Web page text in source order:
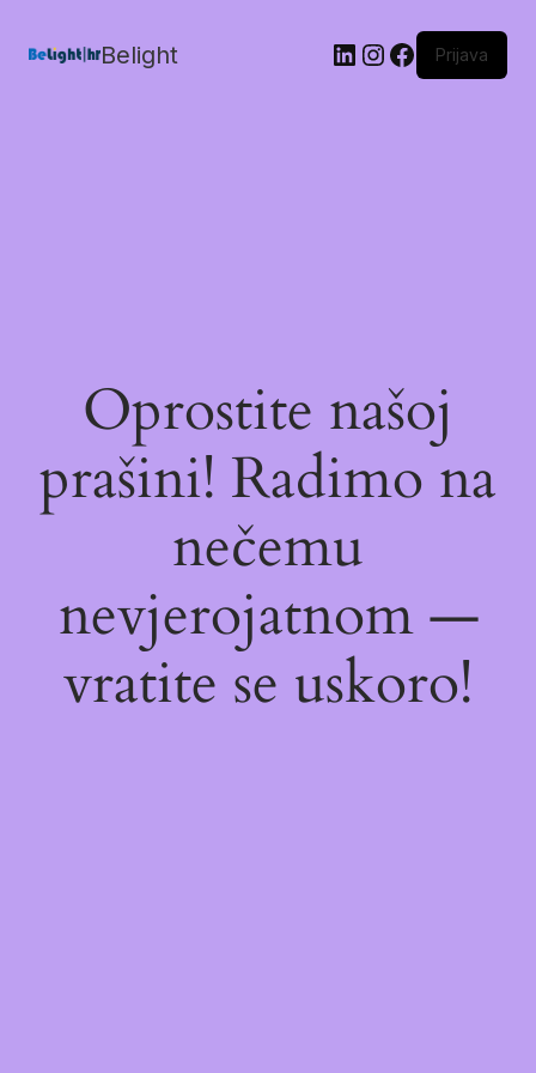
Belight Prijava
Oprostite našoj
prašini! Radimo na
nečemu
nevjerojatnom —
vratite se uskoro!